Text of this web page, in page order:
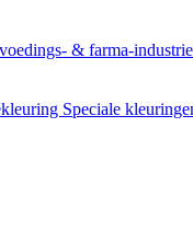
& farma-industrie
Speciale